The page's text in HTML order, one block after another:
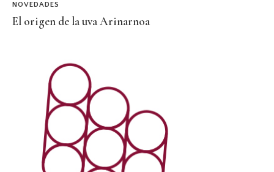
NOVEDADES
El origen de la uva Arinarnoa